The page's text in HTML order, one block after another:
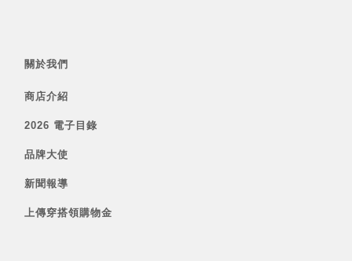
關於我們
商店介紹
2026 電子目錄
品牌大使
新聞報導
上傳穿搭領購物金